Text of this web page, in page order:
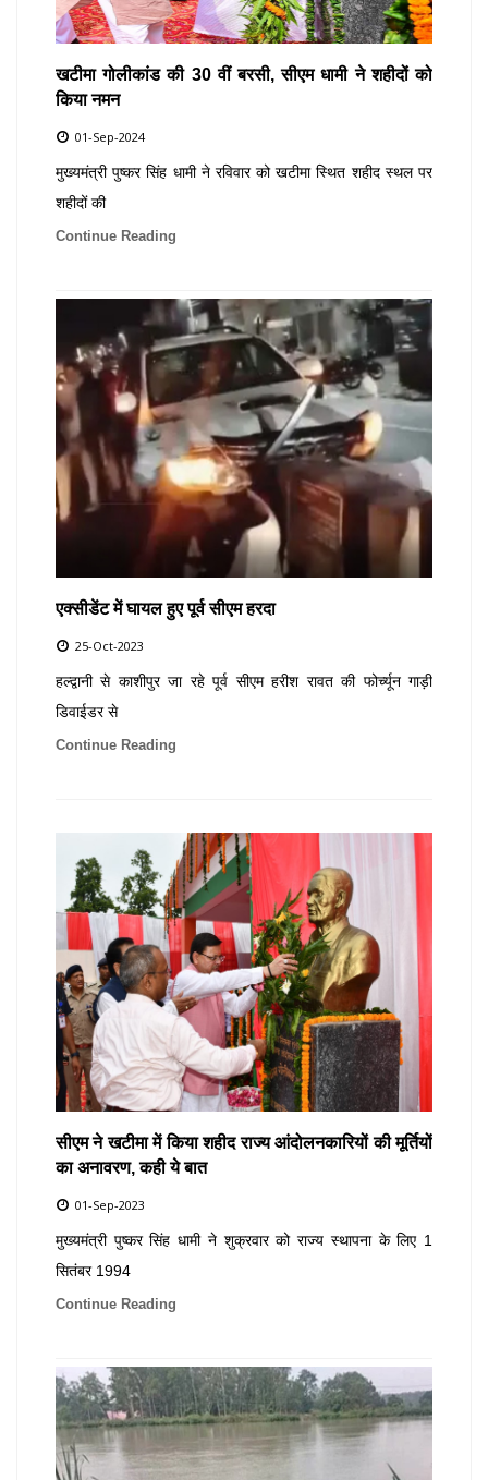
खटीमा गोलीकांड की 30 वीं बरसी, सीएम धामी ने शहीदों को
किया नमन
01-Sep-2024
मुख्यमंत्री पुष्कर सिंह धामी ने रविवार को खटीमा स्थित शहीद स्थल पर
शहीदों की
Continue Reading
एक्सीडेंट में घायल हुए पूर्व सीएम हरदा
25-Oct-2023
हल्द्वानी से काशीपुर जा रहे पूर्व सीएम हरीश रावत की फोर्च्यून गाड़ी
डिवाईडर से
Continue Reading
सीएम ने खटीमा में किया शहीद राज्य आंदोलनकारियों की मूर्तियों
का अनावरण, कही ये बात
01-Sep-2023
मुख्यमंत्री पुष्कर सिंह धामी ने शुक्रवार को राज्य स्थापना के लिए 1
सितंबर 1994
Continue Reading